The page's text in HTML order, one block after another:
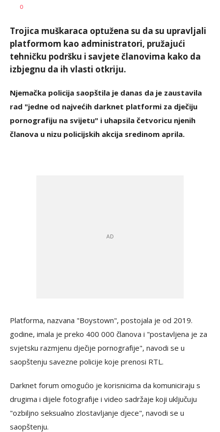
AUTOR
0
Trojica muškaraca optužena su da su upravljali
platformom kao administratori, pružajući
tehničku podršku i savjete članovima kako da
izbjegnu da ih vlasti otkriju.
Njemačka policija saopštila je danas da je zaustavila
rad "jedne od najvećih darknet platformi za dječiju
pornografiju na svijetu" i uhapsila četvoricu njenih
članova u nizu policijskih akcija sredinom aprila.
Platforma, nazvana "Boystown", postojala je od 2019.
godine, imala je preko 400 000 članova i "postavljena je za
svjetsku razmjenu dječije pornografije", navodi se u
saopštenju savezne policije koje prenosi RTL.
Darknet forum omogućio je korisnicima da komuniciraju s
drugima i dijele fotografije i video sadržaje koji uključuju
"ozbiljno seksualno zlostavljanje djece", navodi se u
saopštenju.